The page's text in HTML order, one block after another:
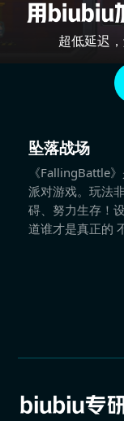
超低延迟
坠落战场
《FallingBattle
派对游戏。玩法
碍、努力生存！
道谁才是真正的